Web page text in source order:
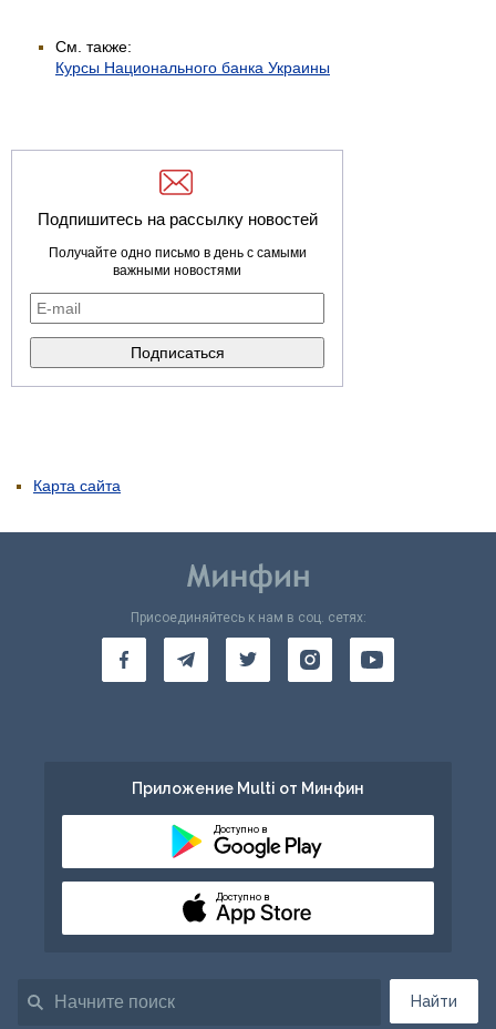
См. также:
Курсы Национального банка Украины
Подпишитесь на рассылку новостей
Получайте одно письмо в день с самыми
важными новостями
Карта сайта
Найти
Присоединяйтесь к нам в соц. сетях:
Приложение Multi от Минфин
Доступно в
Доступно в